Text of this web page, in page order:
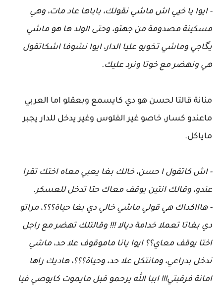
- ايوا يا خيي اش ماشي نقولك، باباها عاد مات، وهي
مسكينة مصدومة من جهتو، وحتى الولد ها هو ماشي
يگاجي وماشي تخويو عليا الدار، ايوا نشوفا اشكاتقول
هي ونهضر مع خوتا ونرد عليك.
منانة قالتا لحسن هو دي كايسمع وبعقلو اما العربي
ماعندو كسار، خاصو غير الفلوس وغير يدخل للدار يجبر
ماياكل.
- اش كاتقول ا حسن، خالك بغا يعبي معاه اختك تقرا
عندو، وقالك انتين يوقف معاك حتا تدخل للعسكر.
- هاااكداك هي قولي ماشي خالي دي بغا حياة؟؟؟، مراتو
دي بغاتا تعملا خدامة ديالا !!! وقالتلك تهضر مع راجل
اختا يوقف معاي؟؟ ايوا يانا ماموقوف علا حد، ماشي
ندخل بدراعي، ومانتكل علا حد، وحياة؟؟؟، هاديك راها
امانة فرقبتي!!! اببا الله يرحمو قبل مايموت كايوصي فيا